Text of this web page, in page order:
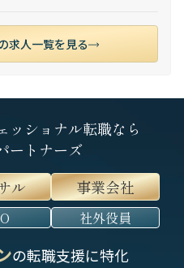
求人一覧を見る
ッショナル転職なら
ートナーズ
ル 事業会社
社外役員
の転職支援に特化